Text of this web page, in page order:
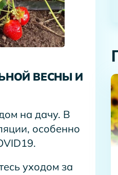
ВЕСНЫ И
на дачу. В
особенно
уходом за